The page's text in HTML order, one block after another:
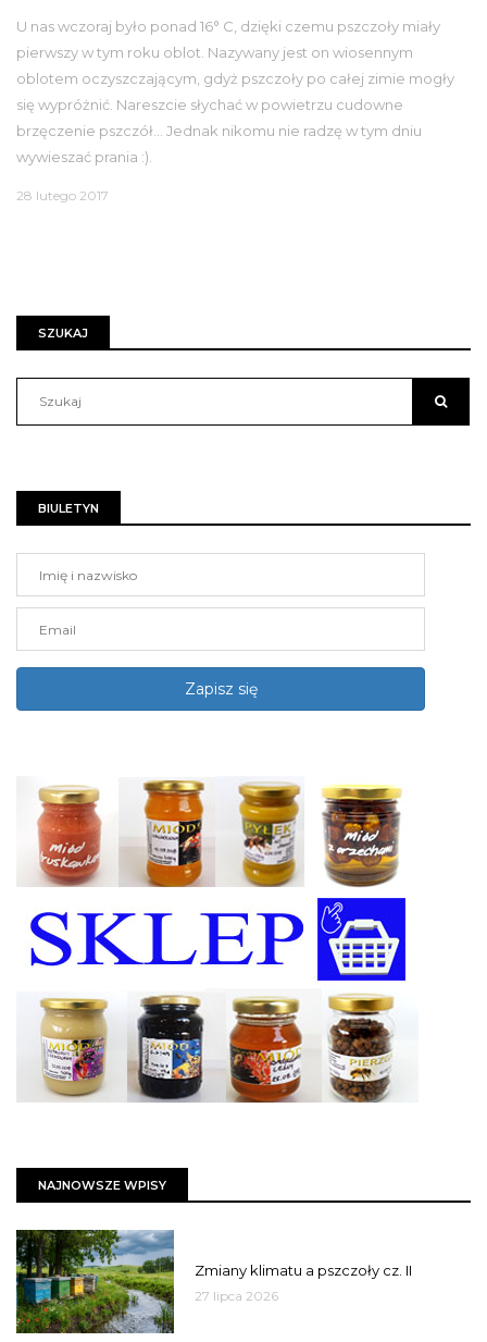
U nas wczoraj było ponad 16° C, dzięki czemu pszczoły miały
pierwszy w tym roku oblot. Nazywany jest on wiosennym
oblotem oczyszczającym, gdyż pszczoły po całej zimie mogły
się wypróżnić. Nareszcie słychać w powietrzu cudowne
brzęczenie pszczół… Jednak nikomu nie radzę w tym dniu
wywieszać prania :).
28 lutego 2017
SZUKAJ
BIULETYN
NAJNOWSZE WPISY
Zmiany klimatu a pszczoły cz. II
27 lipca 2026